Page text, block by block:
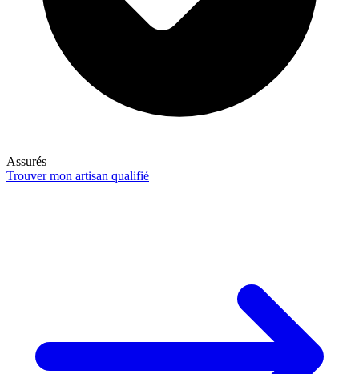
Assurés
Trouver mon artisan qualifié